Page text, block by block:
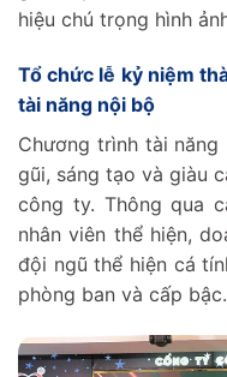
hiệu chú trọng hình
Tổ chức lễ kỷ niệm
tài năng nội bộ
Chương trình tài
gũi, sáng tạo và giàu
công ty. Thông qua
nhân viên thể hiện,
đội ngũ thể hiện cá
phòng ban và cấp bậc.